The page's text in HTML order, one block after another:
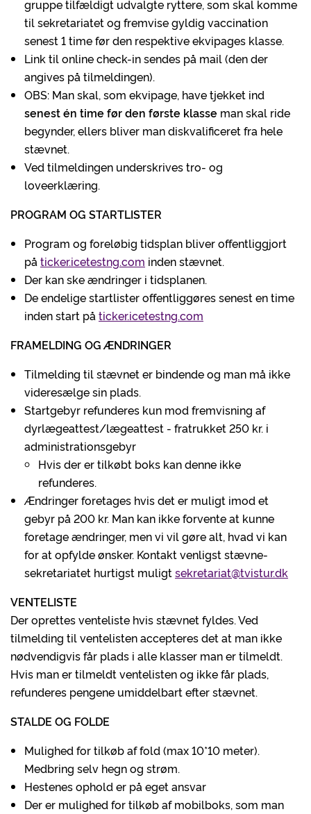
gruppe tilfældigt udvalgte ryttere, som skal komme
til sekretariatet og fremvise gyldig vaccination
senest 1 time før den respektive ekvipages klasse.
Link til online check-in sendes på mail (den der
angives på tilmeldingen).
OBS: Man skal, som ekvipage, have tjekket ind
senest én time før den første klasse man skal ride
begynder, ellers bliver man diskvalificeret fra hele
stævnet.
Ved tilmeldingen underskrives tro- og
loveerklæring.
PROGRAM OG STARTLISTER
Program og foreløbig tidsplan bliver offentliggjort
på ticker.icetestng.com inden stævnet.
Der kan ske ændringer i tidsplanen.
De endelige startlister offentliggøres senest en time
inden start på ticker.icetestng.com
FRAMELDING OG ÆNDRINGER
Tilmelding til stævnet er bindende og man må ikke
videresælge sin plads.
Startgebyr refunderes kun mod fremvisning af
dyrlægeattest/lægeattest - fratrukket 250 kr. i
administrationsgebyr
Hvis der er tilkøbt boks kan denne ikke
refunderes.
Ændringer foretages hvis det er muligt imod et
gebyr på 200 kr. Man kan ikke forvente at kunne
foretage ændringer, men vi vil gøre alt, hvad vi kan
for at opfylde ønsker. Kontakt venligst stævne-
sekretariatet hurtigst muligtsekretariat@tvistur.dk
VENTELISTE
Der oprettes venteliste hvis stævnet fyldes. Ved
tilmelding til ventelisten accepteres det at man ikke
nødvendigvis får plads i alle klasser man er tilmeldt.
Hvis man er tilmeldt ventelisten og ikke får plads,
refunderes pengene umiddelbart efter stævnet.
STALDE OG FOLDE
Mulighed for tilkøb af fold (max 10*10 meter).
Medbring selv hegn og strøm.
Hestenes ophold er på eget ansvar
Der er mulighed for tilkøb af mobilboks, som man